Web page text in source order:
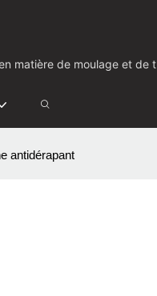
matière de moulage et de
CONTACTEZ-NOUS
antidérapant